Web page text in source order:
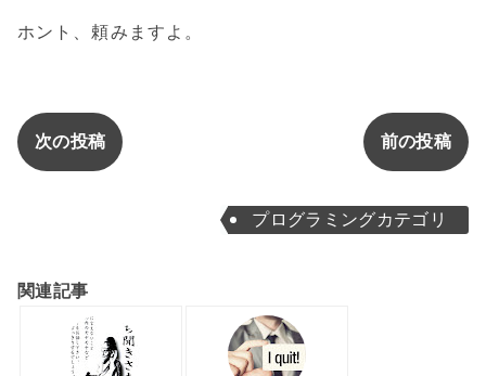
ホント、頼みますよ。
次の投稿 前の投稿
プログラミングカテゴリ
関連記事